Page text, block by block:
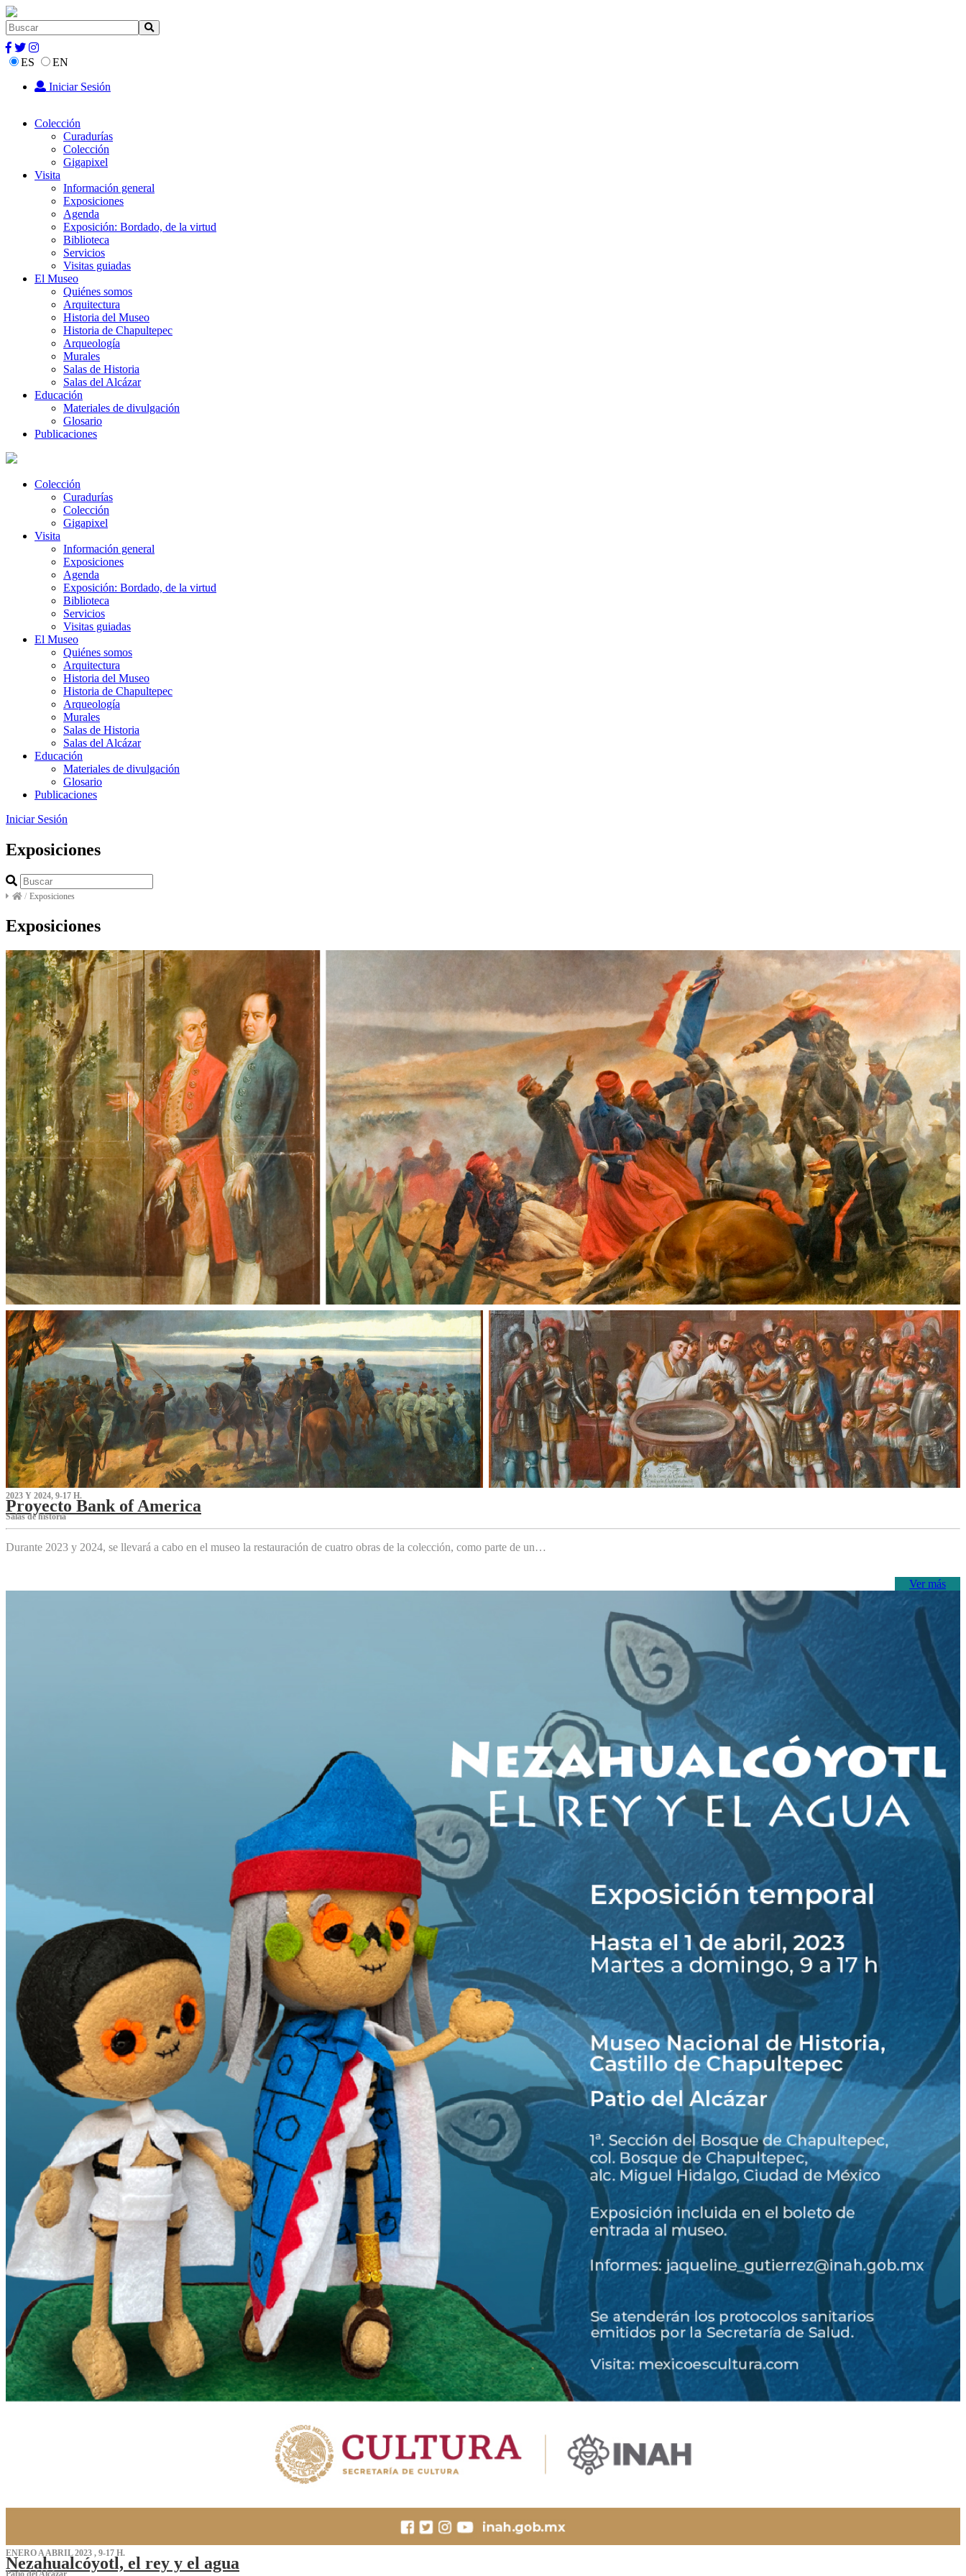
ES
EN
Iniciar Sesión
Colección
Curadurías
Colección
Gigapixel
Visita
Información general
Exposiciones
Agenda
Exposición: Bordado, de la virtud
Biblioteca
Servicios
Visitas guiadas
El Museo
Quiénes somos
Arquitectura
Historia del Museo
Historia de Chapultepec
Arqueología
Murales
Salas de Historia
Salas del Alcázar
Educación
Materiales de divulgación
Glosario
Publicaciones
Colección
Curadurías
Colección
Gigapixel
Visita
Información general
Exposiciones
Agenda
Exposición: Bordado, de la virtud
Biblioteca
Servicios
Visitas guiadas
El Museo
Quiénes somos
Arquitectura
Historia del Museo
Historia de Chapultepec
Arqueología
Murales
Salas de Historia
Salas del Alcázar
Educación
Materiales de divulgación
Glosario
Publicaciones
Iniciar Sesión
Exposiciones
/ Exposiciones
Exposiciones
2023 Y 2024, 9-17 H.
Proyecto Bank of America
S‌alas de historia
Durante 2023 y 2024, se llevará a cabo en el museo la restauración de cuatro obras de la colección, como parte de un…
Ver más
ENERO A ABRIL 2023 , 9-17 H.
Nezahualcóyotl, el rey y el agua